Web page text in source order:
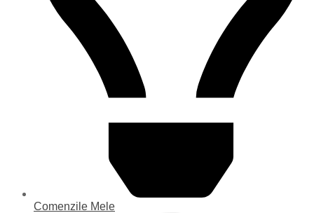
Comenzile Mele